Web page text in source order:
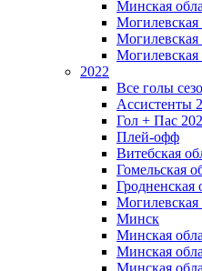
Минская
Могилевская
Могилевская
2022
Все голы
Ассистенты
Гол + Пас
Плей-офф
Витебская
Гомельская
Гродненская
Могилевская
Минск
Mинская
Минская
Минская